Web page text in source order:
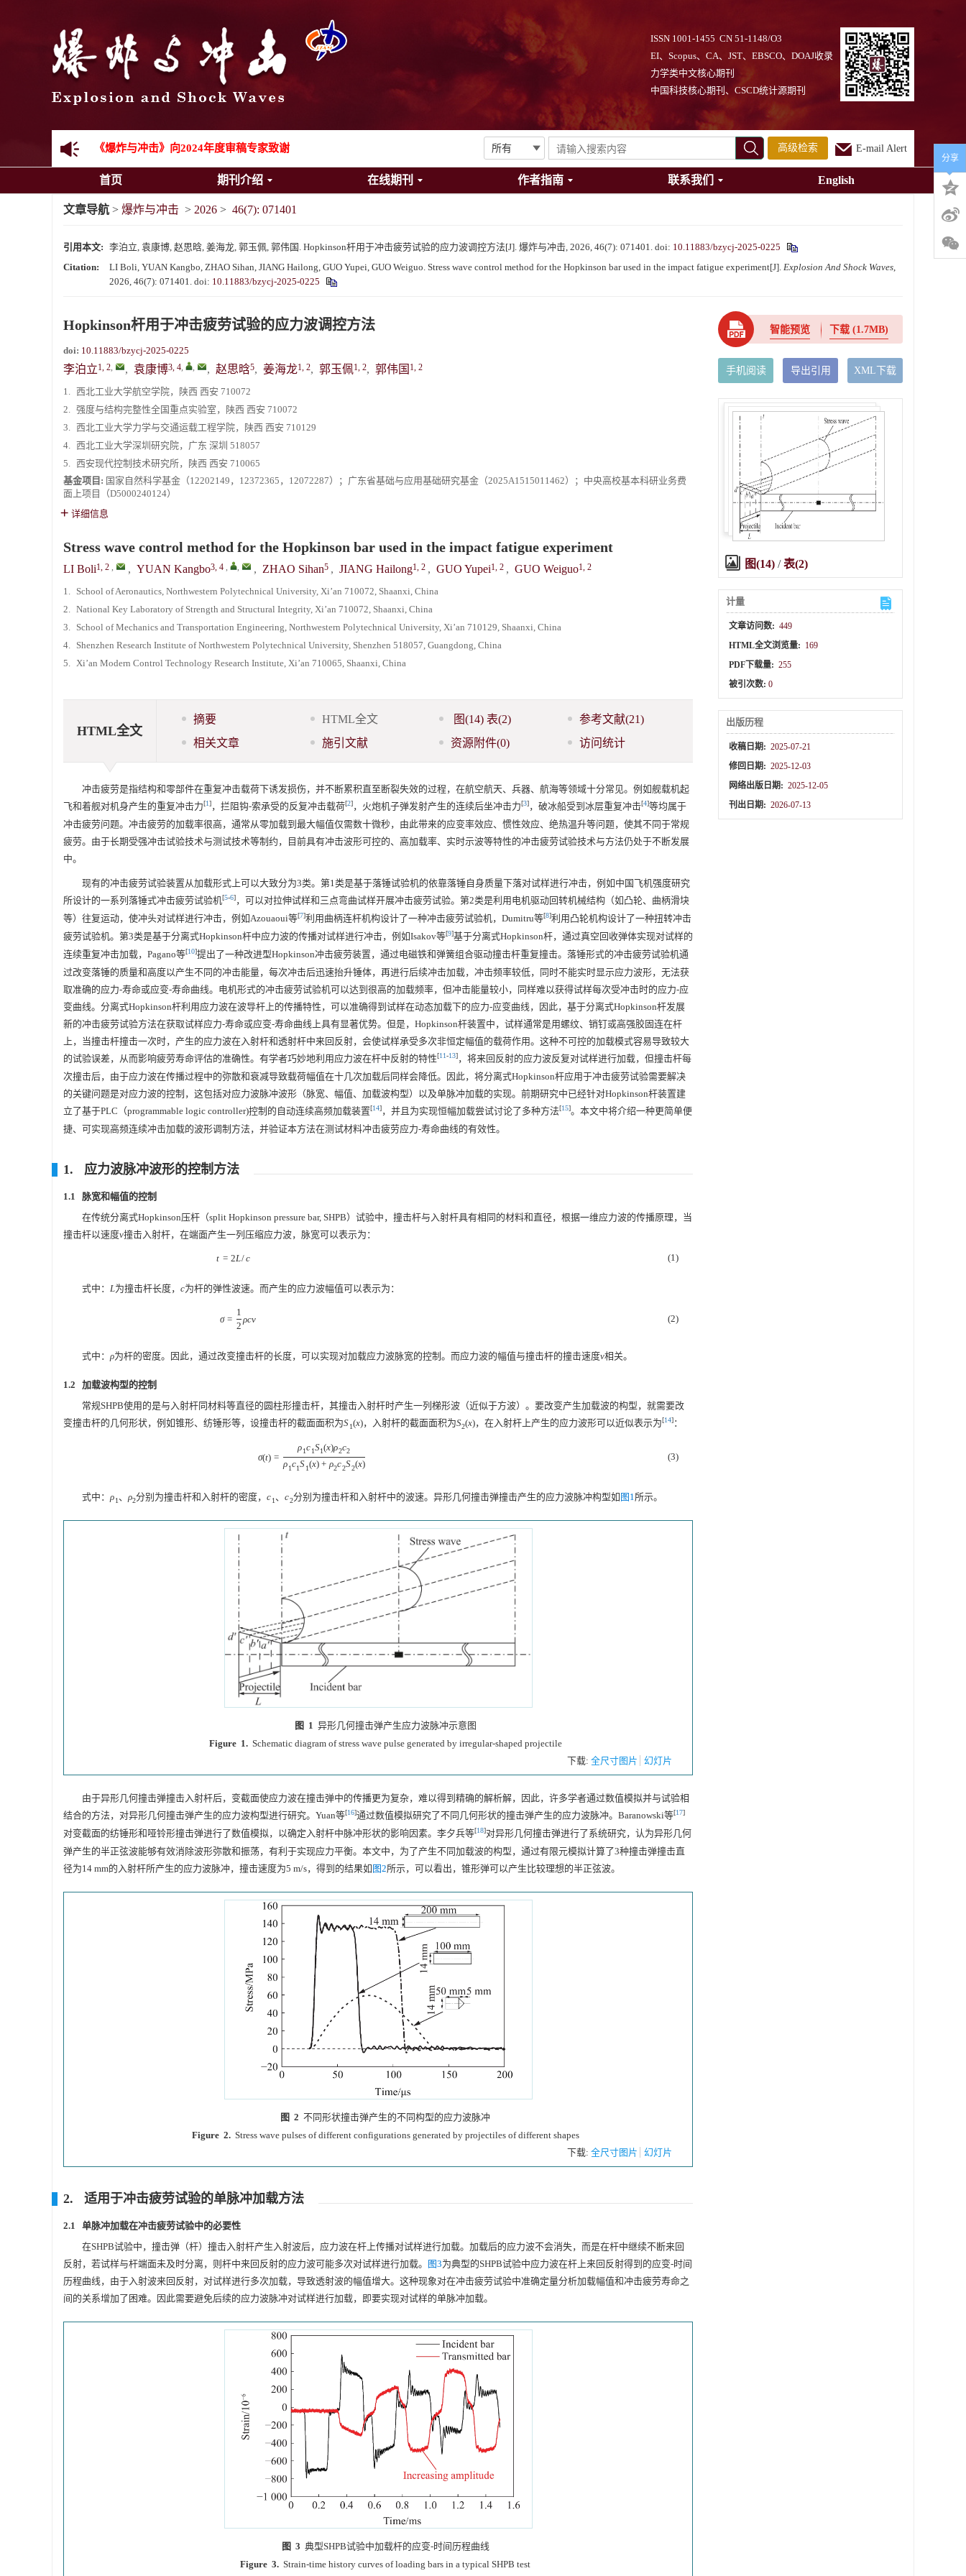
ISSN 1001-1455 CN 51-1148/O3
EI、Scopus、CA、JST、EBSCO、DOAJ收录
力学类中文核心期刊
中国科技核心期刊、CSCD统计源期刊
金属材料动态多尺度断裂专题征稿启事
结构物高速出入水问题专题征稿启事
《爆炸与冲击》向2024年度审稿专家致谢
《爆炸与冲击》2025年度优秀名单
高级检索 E-mail Alert
首页 期刊介绍 在线期刊 作者指南 联系我们 English
文章导航 > 爆炸与冲击 > 2026 > 46(7): 071401
引用本文: 李泊立, 袁康博, 赵思晗, 姜海龙, 郭玉佩, 郭伟国. Hopkinson杆用于冲击疲劳试验的应力波调控方法[J]. 爆炸与冲击, 2026, 46(7): 071401. doi: 10.11883/bzycj-2025-0225
Citation:
LI Boli, YUAN Kangbo, ZHAO Sihan, JIANG Hailong, GUO Yupei, GUO Weiguo. Stress wave control method for the Hopkinson bar used in the impact fatigue experiment[J]. Explosion And Shock Waves,
2026, 46(7): 071401. doi: 10.11883/bzycj-2025-0225
Hopkinson杆用于冲击疲劳试验的应力波调控方法
doi: 10.11883/bzycj-2025-0225
李泊立1, 2, , 袁康博3, 4, , , 赵思晗5, 姜海龙1, 2, 郭玉佩1, 2, 郭伟国 1, 2
1. 西北工业大学航空学院，陕西 西安 710072
2. 强度与结构完整性全国重点实验室，陕西 西安 710072
3. 西北工业大学力学与交通运载工程学院，陕西 西安 710129
4. 西北工业大学深圳研究院，广东 深圳 518057
5. 西安现代控制技术研究所，陕西 西安 710065
基金项目: 国家自然科学基金（12202149，12372365，12072287）；广东省基础与应用基础研究基金（2025A1515011462）；中央高校基本科研业务费
面上项目（D5000240124）
详细信息
Stress wave control method for the Hopkinson bar used in the impact fatigue experiment
LI Boli1, 2 , , YUAN Kangbo3, 4 , , , ZHAO Sihan5 , JIANG Hailong1, 2 , GUO Yupei1, 2 , GUO Weiguo1, 2
1. School of Aeronautics, Northwestern Polytechnical University, Xi’an 710072, Shaanxi, China
2. National Key Laboratory of Strength and Structural Integrity, Xi’an 710072, Shaanxi, China
3. School of Mechanics and Transportation Engineering, Northwestern Polytechnical University, Xi’an 710129, Shaanxi, China
4. Shenzhen Research Institute of Northwestern Polytechnical University, Shenzhen 518057, Guangdong, China
5. Xi’an Modern Control Technology Research Institute, Xi’an 710065, Shaanxi, China
HTML全文
摘要 HTML全文 图(14) 表(2) 参考文献(21)
相关文章
施引文献 资源附件(0) 访问统计
冲击疲劳是指结构和零部件在重复冲击载荷下诱发损伤，并不断累积直至断裂失效的过程，在航空航天、兵器、航海等领域十分常见。例如舰载机起
飞和着舰对机身产生的重复冲击力[1]，拦阻钩-索承受的反复冲击载荷[2]，火炮机子弹发射产生的连续后坐冲击力[3]，破冰船受到冰层重复冲击[4]等均属于
冲击疲劳问题。冲击疲劳的加载率很高，通常从零加载到最大幅值仅需数十微秒，由此带来的应变率效应、惯性效应、绝热温升等问题，使其不同于常规
疲劳。由于长期受强冲击试验技术与测试技术等制约，目前具有冲击波形可控的、高加载率、实时示波等特性的冲击疲劳试验技术与方法仍处于不断发展
中。
现有的冲击疲劳试验装置从加载形式上可以大致分为3类。第1类是基于落锤试验机的依靠落锤自身质量下落对试样进行冲击，例如中国飞机强度研究
所设计的一系列落锤式冲击疲劳试验机[5-6]，可以对拉伸试样和三点弯曲试样开展冲击疲劳试验。第2类是利用电机驱动回转机械结构（如凸轮、曲柄滑块
等）往复运动，使冲头对试样进行冲击，例如Azouaoui等[7]利用曲柄连杆机构设计了一种冲击疲劳试验机，Dumitru等[8]利用凸轮机构设计了一种扭转冲击
疲劳试验机。第3类是基于分离式Hopkinson杆中应力波的传播对试样进行冲击，例如Isakov等[9]基于分离式Hopkinson杆，通过真空回收弹体实现对试样的
连续重复冲击加载，Pagano等[10]提出了一种改进型Hopkinson冲击疲劳装置，通过电磁铁和弹簧组合驱动撞击杆重复撞击。落锤形式的冲击疲劳试验机通
过改变落锤的质量和高度以产生不同的冲击能量，每次冲击后迅速抬升锤体，再进行后续冲击加载，冲击频率较低，同时不能实时显示应力波形，无法获
取准确的应力-寿命或应变-寿命曲线。电机形式的冲击疲劳试验机可以达到很高的加载频率，但冲击能量较小，同样难以获得试样每次受冲击时的应力-应
变曲线。分离式Hopkinson杆利用应力波在波导杆上的传播特性，可以准确得到试样在动态加载下的应力-应变曲线，因此，基于分离式Hopkinson杆发展
新的冲击疲劳试验方法在获取试样应力-寿命或应变-寿命曲线上具有显著优势。但是，Hopkinson杆装置中，试样通常是用螺纹、销钉或高强胶固连在杆
上，当撞击杆撞击一次时，产生的应力波在入射杆和透射杆中来回反射，会使试样承受多次非恒定幅值的载荷作用。这种不可控的加载模式容易导致较大
的试验误差，从而影响疲劳寿命评估的准确性。有学者巧妙地利用应力波在杆中反射的特性[11-13]，将来回反射的应力波反复对试样进行加载，但撞击杆每
次撞击后，由于应力波在传播过程中的弥散和衰减导致载荷幅值在十几次加载后同样会降低。因此，将分离式Hopkinson杆应用于冲击疲劳试验需要解决
的关键问题是对应力波的控制，这包括对应力波脉冲波形（脉宽、幅值、加载波构型）以及单脉冲加载的实现。前期研究中已经针对Hopkinson杆装置建
立了基于PLC（programmable logic controller)控制的自动连续高频加载装置[14]，并且为实现恒幅加载尝试讨论了多种方法[15]。本文中将介绍一种更简单便
捷、可实现高频连续冲击加载的波形调制方法，并验证本方法在测试材料冲击疲劳应力-寿命曲线的有效性。
1. 应力波脉冲波形的控制方法
1.1 脉宽和幅值的控制
在传统分离式Hopkinson压杆（split Hopkinson pressure bar, SHPB）试验中，撞击杆与入射杆具有相同的材料和直径，根据一维应力波的传播原理，当
撞击杆以速度v
v撞击入射杆，在端面产生一列压缩应力波，脉宽可以表示为：
t = 2L
t=2L/ (1)
式中： L
L为撞击杆长度，c
c为杆的弹性波速。而产生的应力波幅值可以表示为：
σ =
2
σ=12ρ (2)
式中： ρ
ρ为杆的密度。因此，通过改变撞击杆的长度，可以实现对加载应力波脉宽的控制。而应力波的幅值与撞击杆的撞击速度v
v相关。
1.2 加载波构型的控制
常规SHPB使用的是与入射杆同材料等直径的圆柱形撞击杆，其撞击入射杆时产生一列梯形波（近似于方波）。要改变产生加载波的构型，就需要改
变撞击杆的几何形状，例如锥形、纺锤形等，设撞击杆的截面面积为S1(x
S 1(x) ，入射杆的截面面积为S2(x
S2(x ，在入射杆上产生的应力波形可以近似表示为[14
( t)
ρ1 c1 S1(x)
ρ1c1S1(x)+ ρ2c2S
(t )= S1(x )ρ2c2ρ1c1 (3)
式中： 22分别为撞击杆和入射杆的密度， 22分别为撞击杆和入射杆中的波速。异形几何撞击弹撞击产生的应力波脉冲构型如图1所示。
图 1
异形几何撞击弹产生应力波脉冲示意图
下载:
全尺寸图片 幻灯片
由于异形几何撞击弹撞击入射杆后，变截面使应力波在撞击弹中的传播更为复杂，难以得到精确的解析解，因此，许多学者通过数值模拟并与试验相
结合的方法，对异形几何撞击弹产生的应力波构型进行研究。Yuan等
通过数值模拟研究了不同几何形状的撞击弹产生的应力波脉冲。Baranowski等
对变截面的纺锤形和哑铃形撞击弹进行了数值模拟，以确定入射杆中脉冲形状的影响因素。李夕兵等
对异形几何撞击弹进行了系统研究，认为异形几何
弹产生的半正弦波能够有效消除波形弥散和振荡，有利于实现应力平衡。本文中，为了产生不同加载波的构型，通过有限元模拟计算了3种撞击弹撞击直
径为14 mm的入射杆所产生的应力波脉冲，撞击速度为5 m/s，得到的结果如图2 所示，可以看出，锥形弹可以产生比较理想的半正弦波。
图 2
不同形状撞击弹产生的不同构型的应力波脉冲
下载:
全尺寸图片 幻灯片
2. 适用于冲击疲劳试验的单脉冲加载方法
2.1 单脉冲加载在冲击疲劳试验中的必要性
在SHPB试验中，撞击弹（杆）撞击入射杆产生入射波后，应力波在杆上传播对试样进行加载。加载后的应力波不会消失，而是在杆中继续不断来回
反射，若试样与杆端面未及时分离，则杆中来回反射的应力波可能多次对试样进行加载。 图3
为典型的SHPB试验中应力波在杆上来回反射得到的应变-时间
历程曲线，由于入射波来回反射，对试样进行多次加载，导致透射波的幅值增大。这种现象对在冲击疲劳试验中准确定量分析加载幅值和冲击疲劳寿命之
间的关系增加了困难。因此需要避免后续的应力波脉冲对试样进行加载，即要实现对试样的单脉冲加载。
图 3
典型SHPB试验中加载杆的应变-时间历程曲线
智能预览 下载(1.7MB)
手机阅读 导出引用 XML下载
图(14) /表(2)
计量
文章访问数: 449
HTML全文浏览量: 169
PDF下载量: 255
被引次数:0
出版历程
收稿日期: 2025-07-21
修回日期: 2025-12-03
网络出版日期: 2025-12-05
刊出日期: 2026-07-13
分享